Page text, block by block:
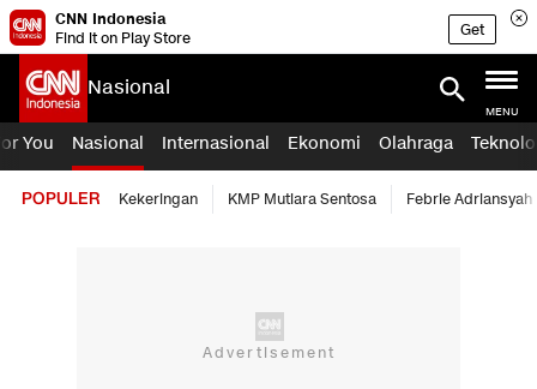
CNN Indonesia
Find it on Play Store
Get
Nasional
MENU
You Nasional Internasional Ekonomi Olahraga
POPULER Kekeringan KMP Mutiara Sentosa Febrie Adriansyah